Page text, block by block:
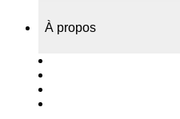
À propos